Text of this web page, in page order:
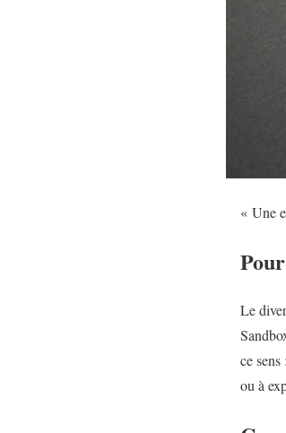
« Une
Le
ce
ou à